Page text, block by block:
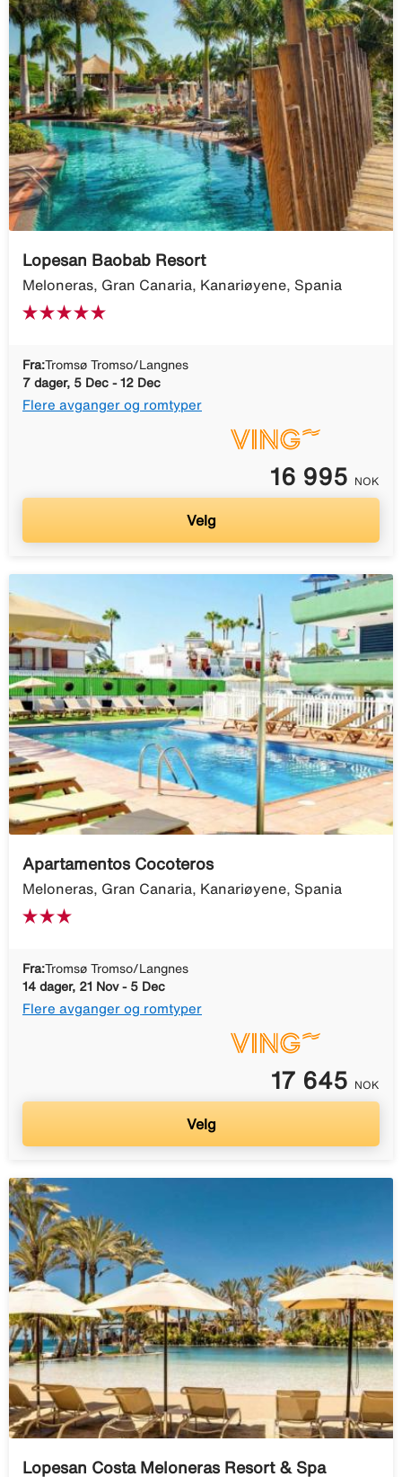
Lopesan Baobab Resort
Meloneras, Gran Canaria, Kanariøyene, Spania
Fra:Tromsø Tromso/Langnes
7 dager, 5 Dec - 12 Dec
Flere avganger og romtyper
16 995 NOK
Velg
Apartamentos Cocoteros
Meloneras, Gran Canaria, Kanariøyene, Spania
Fra:Tromsø Tromso/Langnes
14 dager, 21 Nov - 5 Dec
Flere avganger og romtyper
17 645 NOK
Velg
Lopesan Costa Meloneras Resort & Spa